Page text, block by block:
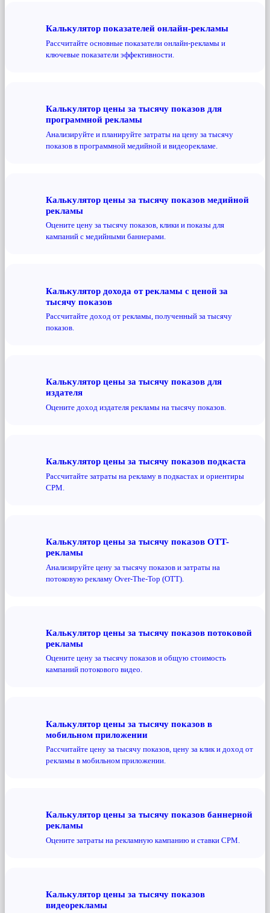
Калькулятор показателей онлайн-рекламы
Рассчитайте основные показатели онлайн-рекламы и
ключевые показатели эффективности.
Калькулятор цены за тысячу показов для
программной рекламы
Анализируйте и планируйте затраты на цену за тысячу
показов в программной медийной и видеорекламе.
Калькулятор цены за тысячу показов медийной
рекламы
Оцените цену за тысячу показов, клики и показы для
кампаний с медийными баннерами.
Калькулятор дохода от рекламы с ценой за
тысячу показов
Рассчитайте доход от рекламы, полученный за тысячу
показов.
Калькулятор цены за тысячу показов для
издателя
Оцените доход издателя рекламы на тысячу показов.
Калькулятор цены за тысячу показов подкаста
Рассчитайте затраты на рекламу в подкастах и ​​ориентиры
CPM.
Калькулятор цены за тысячу показов OTT-
рекламы
Анализируйте цену за тысячу показов и затраты на
потоковую рекламу Over-The-Top (OTT).
Калькулятор цены за тысячу показов потоковой
рекламы
Оцените цену за тысячу показов и общую стоимость
кампаний потокового видео.
Калькулятор цены за тысячу показов в
мобильном приложении
Рассчитайте цену за тысячу показов, цену за клик и доход от
рекламы в мобильном приложении.
Калькулятор цены за тысячу показов баннерной
рекламы
Оцените затраты на рекламную кампанию и ставки CPM.
Калькулятор цены за тысячу показов
видеорекламы